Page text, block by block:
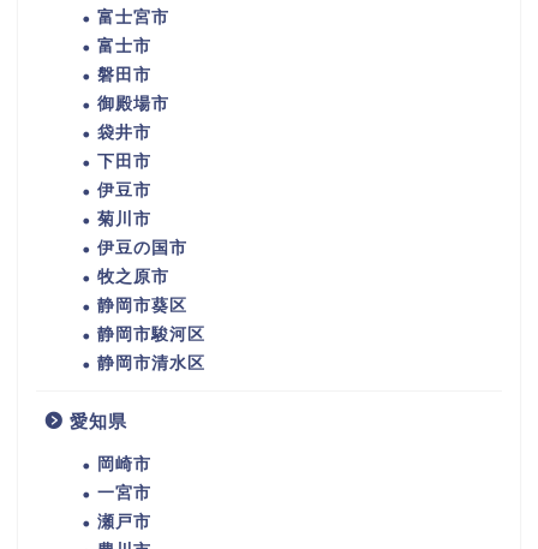
富士宮市
富士市
磐田市
御殿場市
袋井市
下田市
伊豆市
菊川市
伊豆の国市
牧之原市
静岡市葵区
静岡市駿河区
静岡市清水区
愛知県
岡崎市
一宮市
瀬戸市